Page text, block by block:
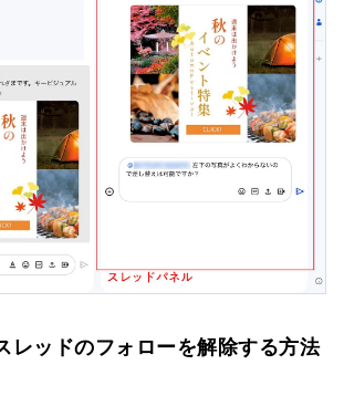
レッドのフォローを解除する方法